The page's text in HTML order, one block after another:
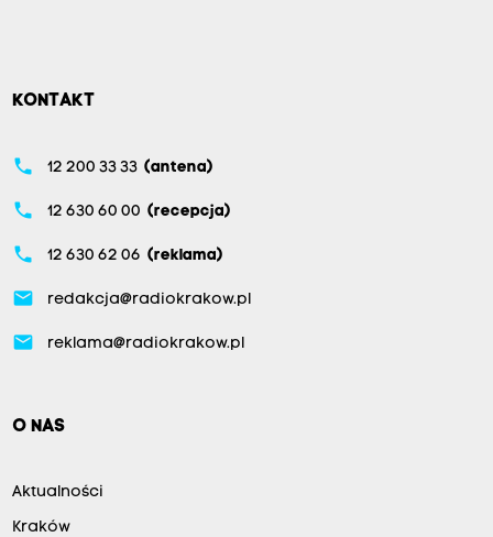
KONTAKT
phone 12 200 33 33 (antena)
phone 12 630 60 00 (recepcja)
phone 12 630 62 06 (reklama)
email redakcja@radiokrakow.pl
email reklama@radiokrakow.pl
O NAS
Aktualności
Kraków